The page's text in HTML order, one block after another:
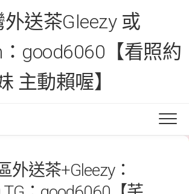
外送茶Gleezy 或
good6060【看照約
主動賴喔】
外送茶+Gleezy：